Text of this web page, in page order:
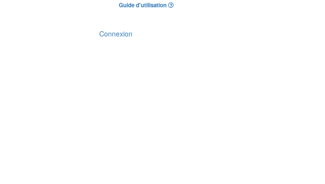
Guide d'utilisation
Connexion